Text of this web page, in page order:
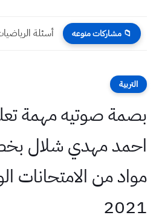
📁 مشاركات منوعه
التربية
بصمة صوتيه مهمة
احمد مهدي شلال
مواد من الامتحانات
2021